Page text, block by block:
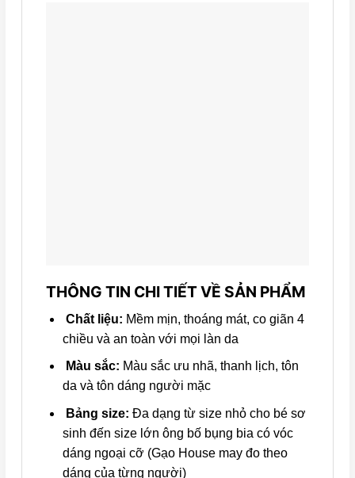
THÔNG TIN CHI TIẾT VỀ SẢN PHẨM
Chất liệu: Mềm mịn, thoáng mát, co giãn 4
chiều và an toàn với mọi làn da
Màu sắc: Màu sắc ưu nhã, thanh lịch, tôn
da và tôn dáng người mặc
Bảng size: Đa dạng từ size nhỏ cho bé sơ
sinh đến size lớn ông bố bụng bia có vóc
dáng ngoại cỡ (Gạo House may đo theo
dáng của từng người)